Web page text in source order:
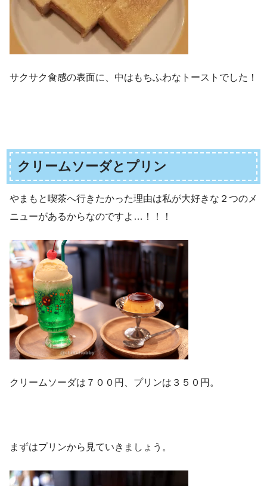
サクサク食感の表面に、中はもちふわなトーストでした！
クリームソーダとプリン
やまもと喫茶へ行きたかった理由は私が大好きな２つのメ
ニューがあるからなのですよ…！！！
クリームソーダは７００円、プリンは３５０円。
まずはプリンから見ていきましょう。